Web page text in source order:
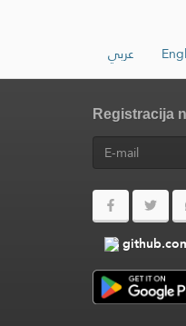
عربي
Registracija